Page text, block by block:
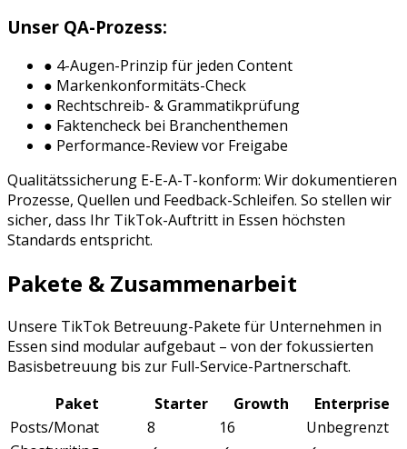
Unser QA-Prozess:
● 4-Augen-Prinzip für jeden Content
● Markenkonformitäts-Check
● Rechtschreib- & Grammatikprüfung
● Faktencheck bei Branchenthemen
● Performance-Review vor Freigabe
Qualitätssicherung E-E-A-T-konform: Wir dokumentieren
Prozesse, Quellen und Feedback-Schleifen. So stellen wir
sicher, dass Ihr TikTok-Auftritt in Essen höchsten
Standards entspricht.
Pakete & Zusammenarbeit
Unsere TikTok Betreuung-Pakete für Unternehmen in
Essen sind modular aufgebaut – von der fokussierten
Basisbetreuung bis zur Full-Service-Partnerschaft.
Paket
Starter Growth
Enterprise
Posts/Monat
8 16
Unbegrenzt